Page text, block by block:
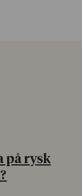
på rysk